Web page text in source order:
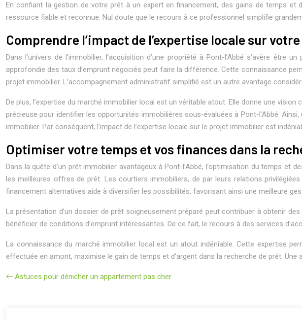
En confiant la gestion de votre prêt à un expert en financement, des gains de temps
ressource fiable et reconnue. Nul doute que le recours à ce professionnel simplifie
Comprendre l’impact de l’expertise locale sur
Dans l’univers de l’immobilier, l’acquisition d’une propriété à Pont-l’Abbé s’avère
approfondie des taux d’emprunt négociés peut faire la différence. Cette connaissance
projet immobilier. L’accompagnement administratif simplifié est un autre avantage
De plus, l’expertise du marché immobilier local est un véritable atout. Elle donne une
précieuse pour identifier les opportunités immobilières sous-évaluées à Pont-l’Abbé.
immobilier. Par conséquent, l’impact de l’expertise locale sur le projet immobilier est
Optimiser votre temps et vos finances dans la
Dans la quête d’un prêt immobilier avantageux à Pont-l’Abbé, l’optimisation du temps et
les meilleures offres de prêt. Les courtiers immobiliers, de par leurs relations
financement alternatives aide à diversifier les possibilités, favorisant ainsi une meilleure
La présentation d’un dossier de prêt soigneusement préparé peut contribuer à obtenir
bénéficier de conditions d’emprunt intéressantes. De ce fait, le recours à des services
La connaissance du marché immobilier local est un atout indéniable. Cette expertise
effectuée en amont, maximise le gain de temps et d’argent dans la recherche de prêt.
Astuces pour dénicher un appartement pas cher